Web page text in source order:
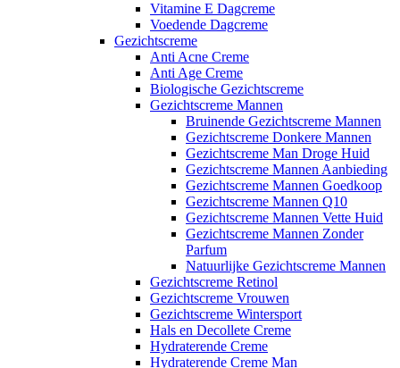
Vitamine E Dagcreme
Voedende Dagcreme
Gezichtscreme
Anti Acne Creme
Anti Age Creme
Biologische Gezichtscreme
Gezichtscreme Mannen
Bruinende Gezichtscreme Mannen
Gezichtscreme Donkere Mannen
Gezichtscreme Man Droge Huid
Gezichtscreme Mannen Aanbieding
Gezichtscreme Mannen Goedkoop
Gezichtscreme Mannen Q10
Gezichtscreme Mannen Vette Huid
Gezichtscreme Mannen Zonder
Parfum
Natuurlijke Gezichtscreme Mannen
Gezichtscreme Retinol
Gezichtscreme Vrouwen
Gezichtscreme Wintersport
Hals en Decollete Creme
Hydraterende Creme
Hydraterende Creme Man